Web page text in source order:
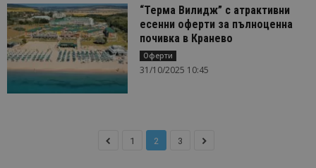
“Терма Вилидж” с атрактивни
есенни оферти за пълноценна
почивка в Кранево
Оферти
31/10/2025 10:45
1 2 3